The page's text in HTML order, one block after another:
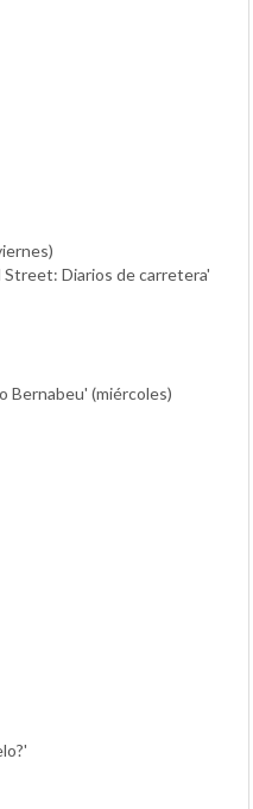
Diarios de carretera'
Bernabeu' (miércoles)